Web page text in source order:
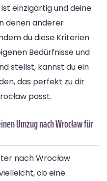
einzigartig und deine
denen anderer
du diese Kriterien
Bedürfnisse und
stellst, kannst du ein
das perfekt zu dir
passt.
Umzug nach Wrocław für
nach Wrocław
ob eine